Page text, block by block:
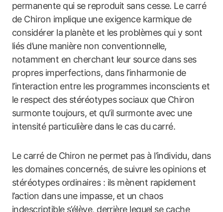
permanente qui se reproduit sans cesse. Le carré
de Chiron implique une exigence karmique de
considérer la planète et les problèmes qui y sont
liés d’une manière non conventionnelle,
notamment en cherchant leur source dans ses
propres imperfections, dans l’inharmonie de
l’interaction entre les programmes inconscients et
le respect des stéréotypes sociaux que Chiron
surmonte toujours, et qu’il surmonte avec une
intensité particulière dans le cas du carré.
Le carré de Chiron ne permet pas à l’individu, dans
les domaines concernés, de suivre les opinions et
stéréotypes ordinaires : ils mènent rapidement
l’action dans une impasse, et un chaos
indescriptible s’élève, derrière lequel se cache